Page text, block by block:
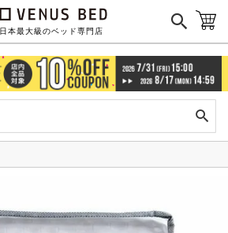
日本最大級のベッド専門店